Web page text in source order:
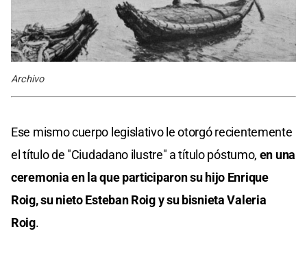
Archivo
Ese mismo cuerpo legislativo le otorgó recientemente
el título de "Ciudadano ilustre" a título póstumo, en una
ceremonia en la que participaron su hijo Enrique
Roig, su nieto Esteban Roig y su bisnieta Valeria
Roig.